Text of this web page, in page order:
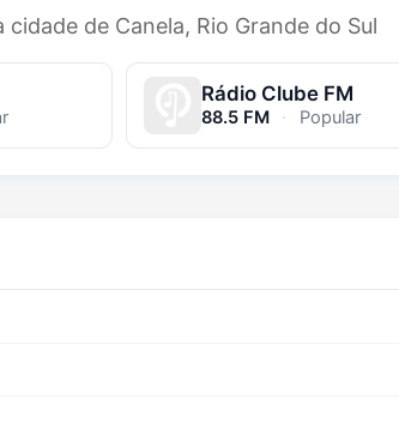
de Canela, Rio Grande do Sul
Rádio Clube FM
88.5 FM · Popular